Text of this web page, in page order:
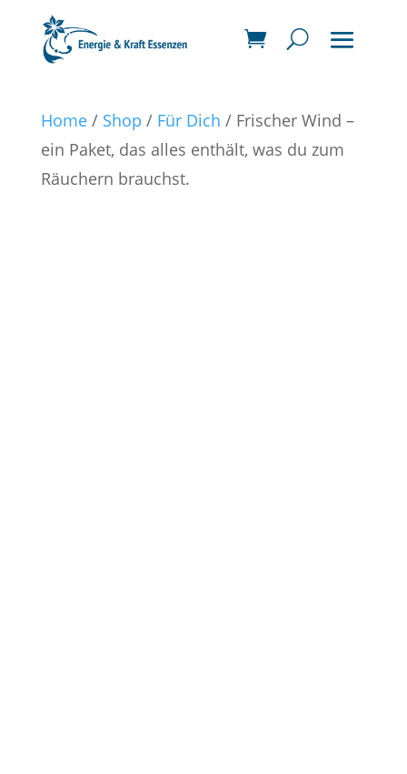
Home/ Shop / Für Dich / Frischer Wind –
ein Paket, das alles enthält, was du zum
Räuchern brauchst.